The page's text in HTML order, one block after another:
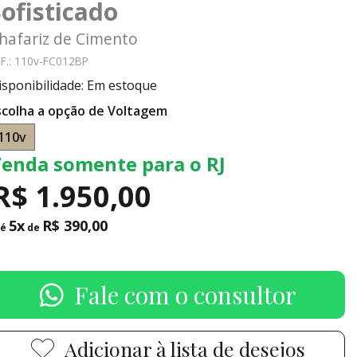
de Cimento
110v-FC012BP
Em estoque
a opção de Voltagem
somente para o RJ
1.950,00
5x de R$ 390,00
Fale com o consultor
Adicionar à lista de desejos